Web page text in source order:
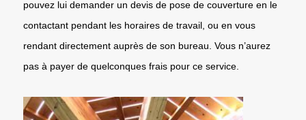
pouvez lui demander un devis de pose de couverture en le
contactant pendant les horaires de travail, ou en vous
rendant directement auprès de son bureau. Vous n’aurez
pas à payer de quelconques frais pour ce service.